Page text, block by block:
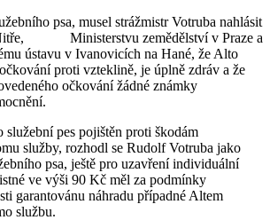
psa, musel strážmistr Votruba nahlásit
Ministerstvu zemědělství v Praze a
ústavu v Ivanovicích na Hané, že Alto
proti vzteklině, je úplně zdráv a že
očkování žádné známky
služební pes pojištěn proti škodám
služby, rozhodl se Rudolf Votruba jako
psa, ještě pro uzavření individuální
ve výši 90 Kč měl za podmínky
garantovánu náhradu případné Altem
službu.